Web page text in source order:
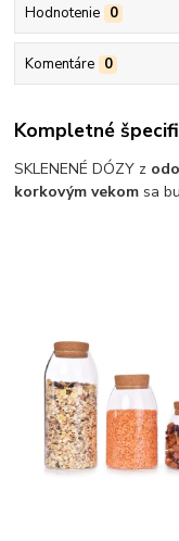
Hodnotenie 0
Komentáre 0
Kompletné
SKLENENÉ DÓZY z
korkovým vekom sa